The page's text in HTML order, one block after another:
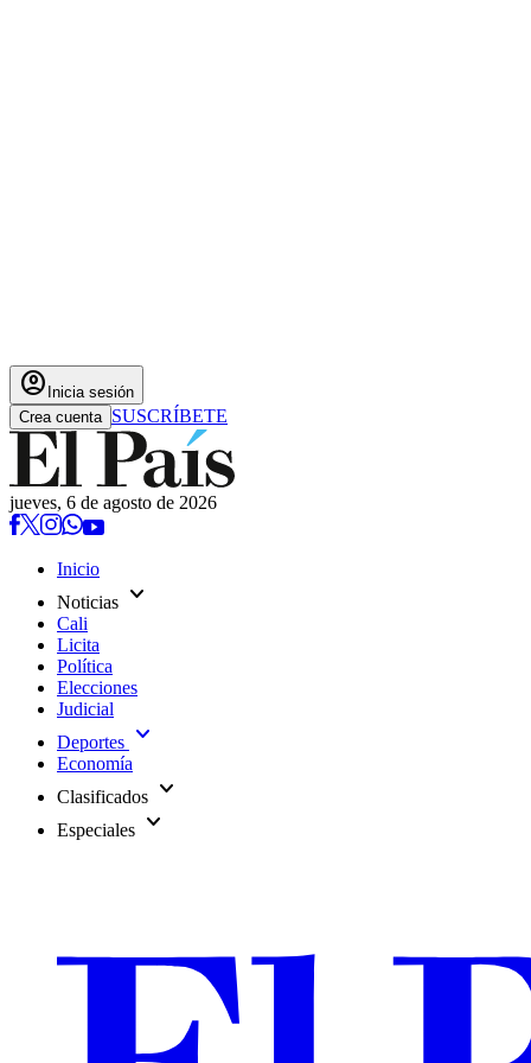
account_circle Inicia sesión
Crea cuenta SUSCRÍBETE
jueves, 6 de agosto de 2026
Inicio
Noticias expand_more
Cali
Licita
Política
Elecciones
Judicial
Deportes expand_more
Economía
Clasificados expand_more
Especiales expand_more